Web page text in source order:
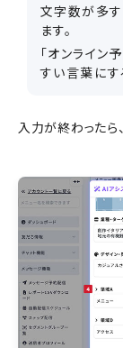
文字数が多
ます。
「オンライン
すい言葉にす
入力が終わったら、